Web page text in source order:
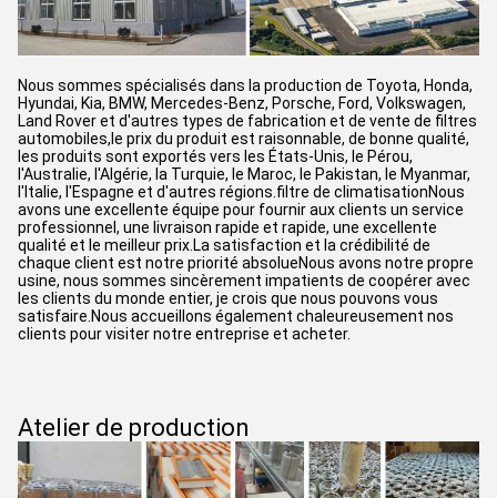
Nous sommes spécialisés dans la production de Toyota, Honda,
Hyundai, Kia, BMW, Mercedes-Benz, Porsche, Ford, Volkswagen,
Land Rover et d'autres types de fabrication et de vente de filtres
automobiles,le prix du produit est raisonnable, de bonne qualité,
les produits sont exportés vers les États-Unis, le Pérou,
l'Australie, l'Algérie, la Turquie, le Maroc, le Pakistan, le Myanmar,
l'Italie, l'Espagne et d'autres régions.filtre de climatisationNous
avons une excellente équipe pour fournir aux clients un service
professionnel, une livraison rapide et rapide, une excellente
qualité et le meilleur prix.La satisfaction et la crédibilité de
chaque client est notre priorité absolueNous avons notre propre
usine, nous sommes sincèrement impatients de coopérer avec
les clients du monde entier, je crois que nous pouvons vous
satisfaire.Nous accueillons également chaleureusement nos
clients pour visiter notre entreprise et acheter.
Atelier de production